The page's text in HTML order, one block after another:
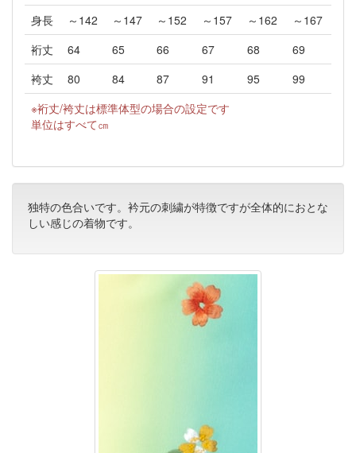
身長
～142 ～147 ～152 ～157 ～162
～167
裄丈
64 65 66 67 68
69
袴丈
80 84 87 91 95
99
※裄丈/袴丈は標準体型の場合の設定です
単位はすべて㎝
独特の色合いです。衿元の刺繍が特徴ですが全体的におとな
しい感じの着物です。